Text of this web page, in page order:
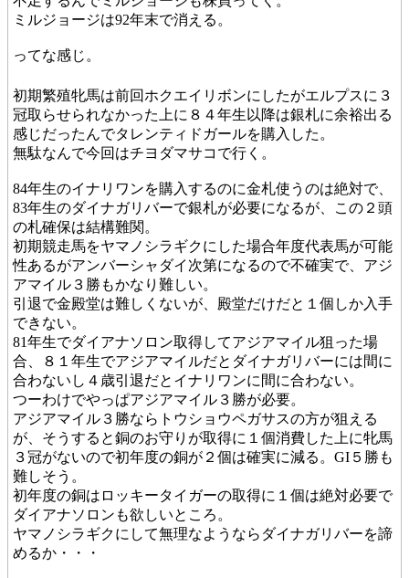
ミルジョージは92年末で消える。
ってな感じ。
初期繁殖牝馬は前回ホクエイリボンにしたがエルプスに３
冠取らせられなかった上に８４年生以降は銀札に余裕出る
感じだったんでタレンティドガールを購入した。
無駄なんで今回はチヨダマサコで行く。
84年生のイナリワンを購入するのに金札使うのは絶対で、
83年生のダイナガリバーで銀札が必要になるが、この２頭
の札確保は結構難関。
初期競走馬をヤマノシラギクにした場合年度代表馬が可能
性あるがアンバーシャダイ次第になるので不確実で、アジ
アマイル３勝もかなり難しい。
引退で金殿堂は難しくないが、殿堂だけだと１個しか入手
できない。
81年生でダイアナソロン取得してアジアマイル狙った場
合、８１年生でアジアマイルだとダイナガリバーには間に
合わないし４歳引退だとイナリワンに間に合わない。
つーわけでやっぱアジアマイル３勝が必要。
アジアマイル３勝ならトウショウペガサスの方が狙える
が、そうすると銅のお守りが取得に１個消費した上に牝馬
３冠がないので初年度の銅が２個は確実に減る。GI５勝も
難しそう。
初年度の銅はロッキータイガーの取得に１個は絶対必要で
ダイアナソロンも欲しいところ。
ヤマノシラギクにして無理なようならダイナガリバーを諦
めるか・・・